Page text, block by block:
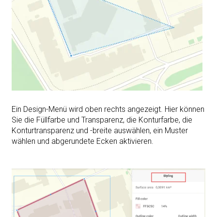
Ein Design-Menü wird oben rechts angezeigt. Hier können
Sie die Füllfarbe und Transparenz, die Konturfarbe, die
Konturtransparenz und -breite auswählen, ein Muster
wählen und abgerundete Ecken aktivieren.